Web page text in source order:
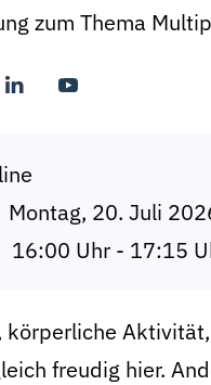
zum Thema
Montag, 20. Juli
16:00 Uhr - 17:15
körperliche
freudig hier.